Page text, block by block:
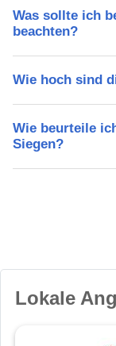
Was sollte ich
beachten?
Wie hoch sind
Wie beurteile
Siegen?
Lokale